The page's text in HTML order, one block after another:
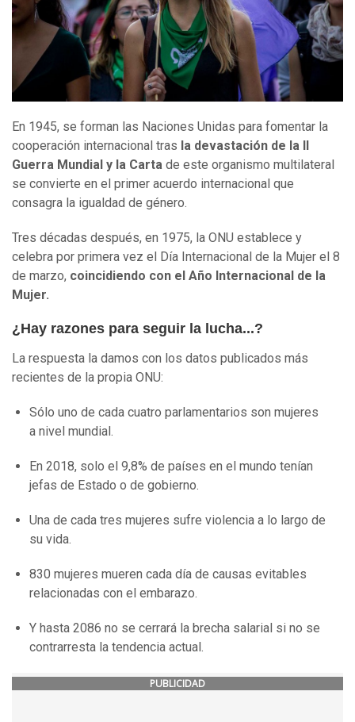
En 1945, se forman las Naciones Unidas para fomentar la
cooperación internacional tras la devastación de la II
Guerra Mundial y la Carta de este organismo multilateral
se convierte en el primer acuerdo internacional que
consagra la igualdad de género.
Tres décadas después, en 1975, la ONU establece y
celebra por primera vez el Día Internacional de la Mujer el 8
de marzo, coincidiendo con el Año Internacional de la
Mujer.
¿Hay razones para seguir la lucha...?
La respuesta la damos con los datos publicados más
recientes de la propia ONU:
Sólo uno de cada cuatro parlamentarios son mujeres
a nivel mundial.
En 2018, solo el 9,8% de países en el mundo tenían
jefas de Estado o de gobierno.
Una de cada tres mujeres sufre violencia a lo largo de
su vida.
830 mujeres mueren cada día de causas evitables
relacionadas con el embarazo.
Y hasta 2086 no se cerrará la brecha salarial si no se
contrarresta la tendencia actual.
PUBLICIDAD